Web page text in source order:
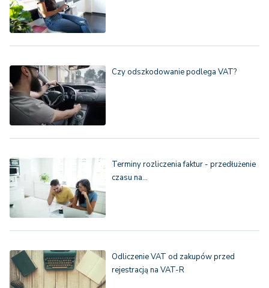
Czy odszkodowanie podlega VAT?
Terminy rozliczenia faktur - przedłużenie
czasu na…
Odliczenie VAT od zakupów przed
rejestracją na VAT-R